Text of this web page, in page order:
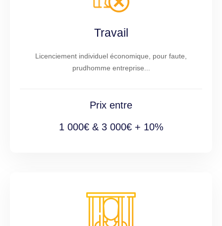
Travail
Licenciement individuel économique, pour faute,
prudhomme entreprise...
Prix entre
1 000€ & 3 000€ + 10%